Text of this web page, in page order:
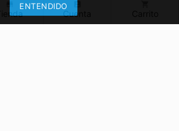
Tienda Cuenta
ENTENDIDO